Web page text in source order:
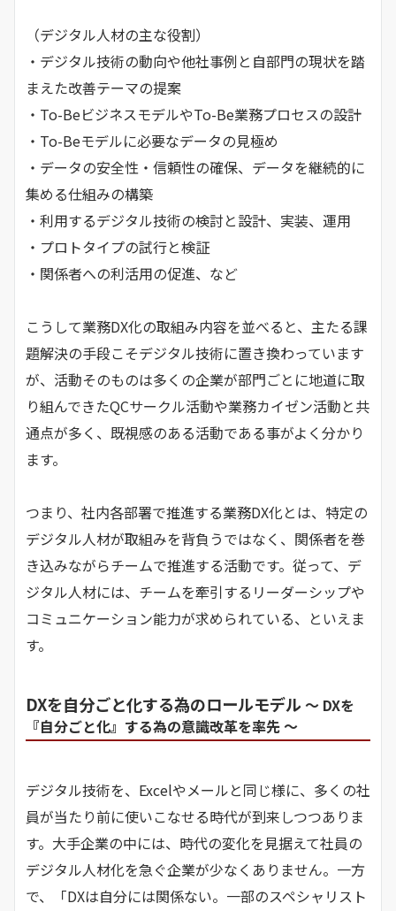
（デジタル人材の主な役割）
・デジタル技術の動向や他社事例と自部門の現状を踏
まえた改善テーマの提案
・To-BeビジネスモデルやTo-Be業務プロセスの設計
・To-Beモデルに必要なデータの見極め
・データの安全性・信頼性の確保、データを継続的に
集める仕組みの構築
・利用するデジタル技術の検討と設計、実装、運用
・プロトタイプの試行と検証
・関係者への利活用の促進、など
こうして業務DX化の取組み内容を並べると、主たる課
題解決の手段こそデジタル技術に置き換わっています
が、活動そのものは多くの企業が部門ごとに地道に取
り組んできたQCサークル活動や業務カイゼン活動と共
通点が多く、既視感のある活動である事がよく分かり
ます。
つまり、社内各部署で推進する業務DX化とは、特定の
デジタル人材が取組みを背負うではなく、関係者を巻
き込みながらチームで推進する活動です。従って、デ
ジタル人材には、チームを牽引するリーダーシップや
コミュニケーション能力が求められている、といえま
す。
DXを自分ごと化する為のロールモデル ～ DXを
『自分ごと化』する為の意識改革を率先 ～
デジタル技術を、Excelやメールと同じ様に、多くの社
員が当たり前に使いこなせる時代が到来しつつありま
す。大手企業の中には、時代の変化を見据えて社員の
デジタル人材化を急ぐ企業が少なくありません。一方
で、「DXは自分には関係ない。一部のスペシャリスト